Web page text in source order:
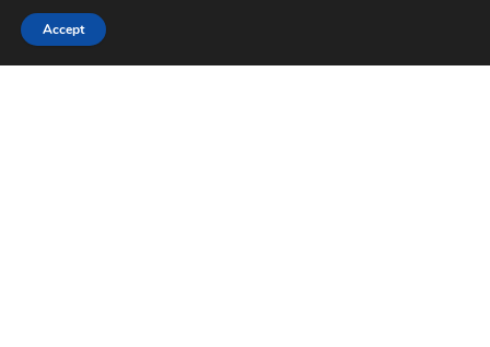
Stolz präsentiert von
Accept